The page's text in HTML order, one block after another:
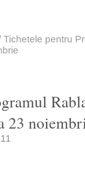
Tichetele pentru
23